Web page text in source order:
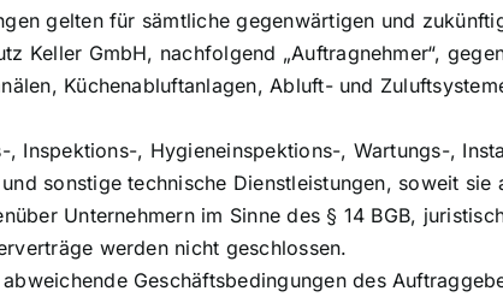
gelten für sämtliche gegenwärtigen und
Keller GmbH, nachfolgend „Auftragnehmer“,
Küchenabluftanlagen, Abluft- und
, Inspektions-, Hygieneinspektions-, Wartungs-,
sonstige technische Dienstleistungen, soweit
Unternehmern im Sinne des § 14 BGB,
werden nicht geschlossen.
Geschäftsbedingungen des